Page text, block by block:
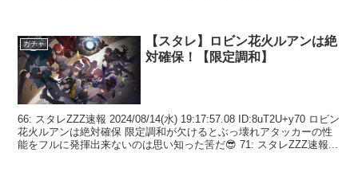
ガチャ
【スタレ】ロビン花火ルアンは絶
対確保！【限定調和】
66: スタレZZZ速報 2024/08/14(水) 19:17:57.08 ID:8uT2U+y70 ロビン
花火ルアンは絶対確保 限定調和が欠けるとぶっ壊れアタッカーの性
能をフルに発揮出来ないのは思い知った筈だ😎 71: スタレZZZ速報...